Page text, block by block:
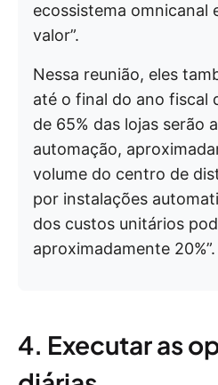
ecossistema omnicanal
valor”.
Nessa reunião, eles
até o final do ano fiscal
de 65% das lojas serão
automação,
volume do centro de
por instalações
dos custos unitários
aproximadamente 20%”.
4. Executar as